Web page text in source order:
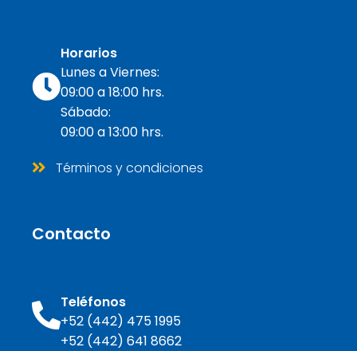
Horarios
Lunes a Viernes:
09:00 a 18:00 hrs.
Sábado:
09:00 a 13:00 hrs.
Términos y condiciones
Contacto
Teléfonos
+52 (442) 475 1995
+52 (442) 641 8662